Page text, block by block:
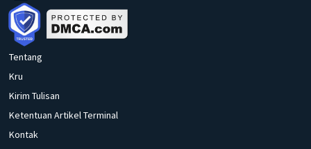
Tentang
Kru
Kirim Tulisan
Ketentuan Artikel Terminal
Kontak